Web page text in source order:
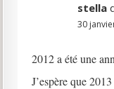
stella
30
2012 a été une
J’espère que